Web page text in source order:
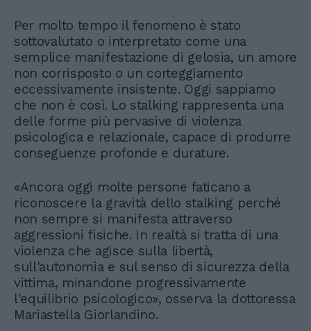
Per molto tempo il fenomeno è stato
sottovalutato o interpretato come una
semplice manifestazione di gelosia, un amore
non corrisposto o un corteggiamento
eccessivamente insistente. Oggi sappiamo
che non è così. Lo stalking rappresenta una
delle forme più pervasive di violenza
psicologica e relazionale, capace di produrre
conseguenze profonde e durature.
«Ancora oggi molte persone faticano a
riconoscere la gravità dello stalking perché
non sempre si manifesta attraverso
aggressioni fisiche. In realtà si tratta di una
violenza che agisce sulla libertà,
sull'autonomia e sul senso di sicurezza della
vittima, minandone progressivamente
l'equilibrio psicologico», osserva la dottoressa
Mariastella Giorlandino.